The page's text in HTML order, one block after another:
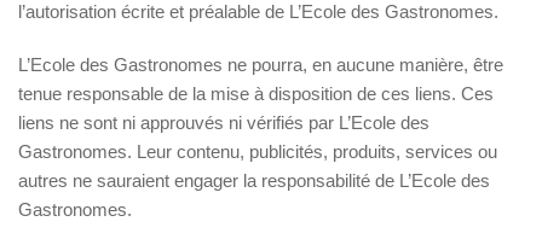
l’autorisation écrite et préalable de L’Ecole des Gastronomes.
L’Ecole des Gastronomes ne pourra, en aucune manière, être
tenue responsable de la mise à disposition de ces liens. Ces
liens ne sont ni approuvés ni vérifiés par L’Ecole des
Gastronomes. Leur contenu, publicités, produits, services ou
autres ne sauraient engager la responsabilité de L’Ecole des
Gastronomes.